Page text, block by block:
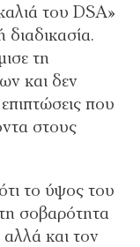
του DSA»
διαδικασία.
τη
και δεν
που
στους
το ύψος του
σοβαρότητα
και τον